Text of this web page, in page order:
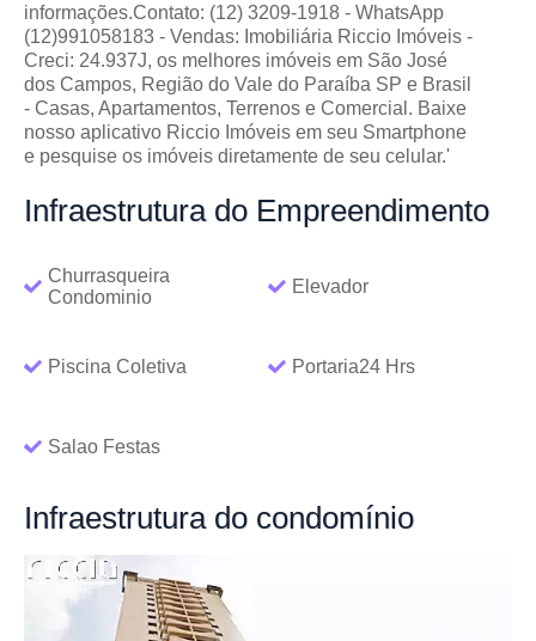
informações.Contato: (12) 3209-1918 - WhatsApp
(12)991058183 - Vendas: Imobiliária Riccio Imóveis -
Creci: 24.937J, os melhores imóveis em São José
dos Campos, Região do Vale do Paraíba SP e Brasil
- Casas, Apartamentos, Terrenos e Comercial. Baixe
nosso aplicativo Riccio Imóveis em seu Smartphone
e pesquise os imóveis diretamente de seu celular.'
Infraestruturado Empreendimento
Churrasqueira
Condominio
Elevador
Piscina Coletiva Portaria24 Hrs
Salao Festas
Infraestruturado condomínio